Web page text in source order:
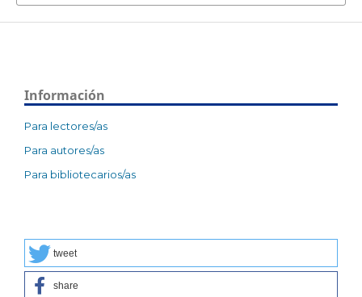
Información
Para lectores/as
Para autores/as
Para bibliotecarios/as
tweet
share